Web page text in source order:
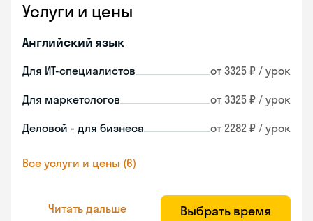
Услуги и цены
Английский язык
Для ИТ-специалистов от 3325 ₽ / урок
Для маркетологов от 3325 ₽ / урок
Деловой - для бизнеса от 2282 ₽ / урок
Все услуги и цены (6)
Читать дальше Выбрать время